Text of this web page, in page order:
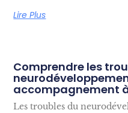
Lire Plus
Comprendre les
accompagnement
Les troubles du